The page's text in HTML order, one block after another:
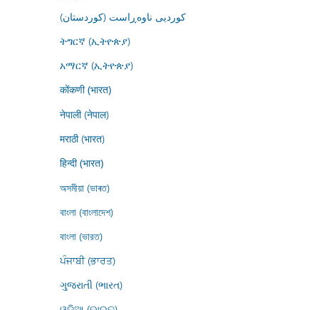
کوردیی ناوەڕاست (کوردستان)
ትግርኛ (ኢትዮጵያ)
አማርኛ (ኢትዮጵያ)
कोंकणी (भारत)
नेपाली (नेपाल)
मराठी (भारत)
हिन्दी (भारत)
অসমীয়া (ভাৰত)
বাংলা (বাংলাদেশ)
বাংলা (ভারত)
ਪੰਜਾਬੀ (ਭਾਰਤ)
ગુજરાતી (ભારત)